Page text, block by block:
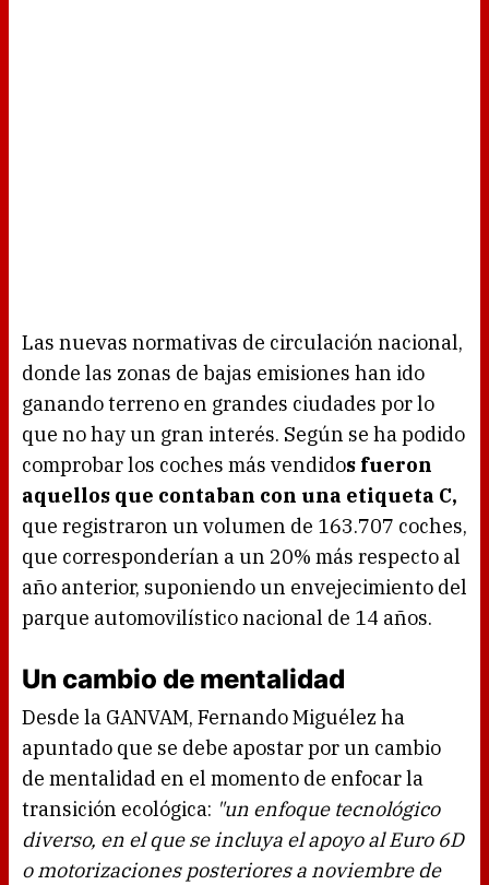
Las nuevas normativas de circulación nacional,
donde las zonas de bajas emisiones han ido
ganando terreno en grandes ciudades por lo
que no hay un gran interés. Según se ha podido
comprobar los coches más vendidos fueron
aquellos que contaban con una etiqueta C,
que registraron un volumen de 163.707 coches,
que corresponderían a un 20% más respecto al
año anterior, suponiendo un envejecimiento del
parque automovilístico nacional de 14 años.
Un cambio de mentalidad
Desde la GANVAM, Fernando Miguélez ha
apuntado que se debe apostar por un cambio
de mentalidad en el momento de enfocar la
transición ecológica: "un enfoque tecnológico
diverso, en el que se incluya el apoyo al Euro 6D
o motorizaciones posteriores a noviembre de